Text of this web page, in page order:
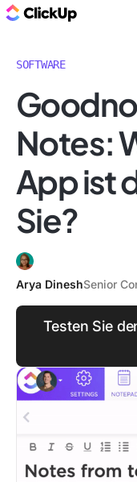
SOFTWARE
Notes:
App ist
Sie?
Arya DineshSenior
Testen Sie